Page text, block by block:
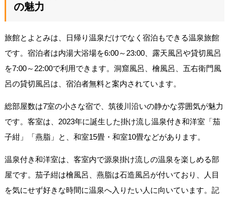
の魅力
旅館とよとみは、日帰り温泉だけでなく宿泊もできる温泉旅館
です。宿泊者は内湯大浴場を6:00～23:00、露天風呂や貸切風呂
を7:00～22:00で利用できます。洞窟風呂、檜風呂、五右衛門風
呂の貸切風呂は、宿泊者無料と案内されています。
総部屋数は7室の小さな宿で、筑後川沿いの静かな雰囲気が魅力
です。客室は、2023年に誕生した掛け流し温泉付き和洋室「茄
子紺」「燕脂」と、和室15畳・和室10畳などがあります。
温泉付き和洋室は、客室内で源泉掛け流しの温泉を楽しめる部
屋です。茄子紺は檜風呂、燕脂は石造風呂が付いており、人目
を気にせず好きな時間に温泉へ入りたい人に向いています。記